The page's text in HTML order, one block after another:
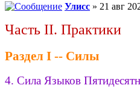
Улисс » 21 авг
Часть II. Практики
Раздел I -- Силы
4. Сила Языков